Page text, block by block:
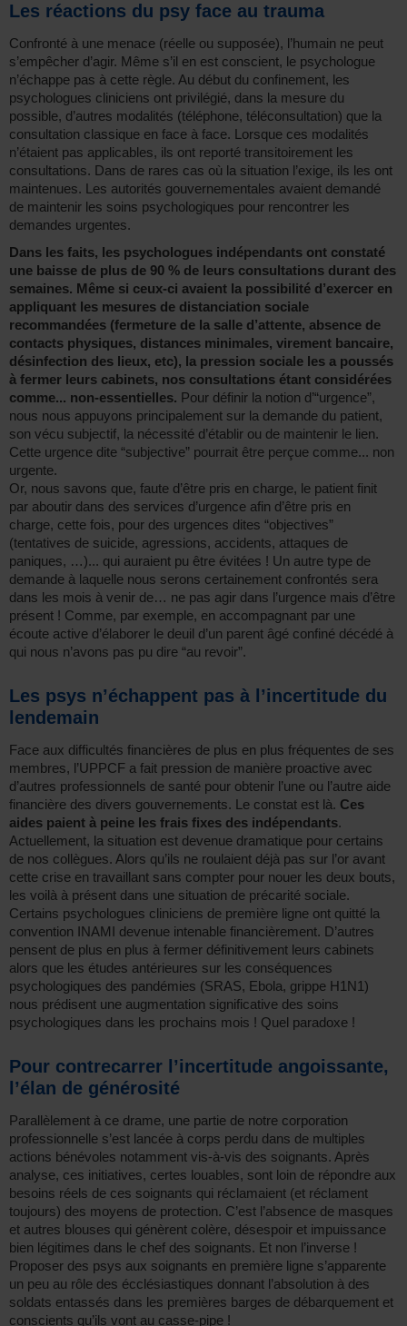
Les réactions du psy face au trauma
Confronté à une menace (réelle ou supposée), l’humain ne peut
s’empêcher d’agir. Même s’il en est conscient, le psychologue
n’échappe pas à cette règle. Au début du confinement, les
psychologues cliniciens ont privilégié, dans la mesure du
possible, d’autres modalités (téléphone, téléconsultation) que la
consultation classique en face à face. Lorsque ces modalités
n’étaient pas applicables, ils ont reporté transitoirement les
consultations. Dans de rares cas où la situation l’exige, ils les ont
maintenues. Les autorités gouvernementales avaient demandé
de maintenir les soins psychologiques pour rencontrer les
demandes urgentes.
Dans les faits, les psychologues indépendants ont constaté
une baisse de plus de 90 % de leurs consultations durant des
semaines. Même si ceux-ci avaient la possibilité d’exercer en
appliquant les mesures de distanciation sociale
recommandées (fermeture de la salle d’attente, absence de
contacts physiques, distances minimales, virement bancaire,
désinfection des lieux, etc), la pression sociale les a poussés
à fermer leurs cabinets, nos consultations étant considérées
comme... non-essentielles. Pour définir la notion d’“urgence”,
nous nous appuyons principalement sur la demande du patient,
son vécu subjectif, la nécessité d’établir ou de maintenir le lien.
Cette urgence dite “subjective” pourrait être perçue comme... non
urgente.
Or, nous savons que, faute d’être pris en charge, le patient finit
par aboutir dans des services d’urgence afin d’être pris en
charge, cette fois, pour des urgences dites “objectives”
(tentatives de suicide, agressions, accidents, attaques de
paniques, …)... qui auraient pu être évitées ! Un autre type de
demande à laquelle nous serons certainement confrontés sera
dans les mois à venir de… ne pas agir dans l’urgence mais d’être
présent ! Comme, par exemple, en accompagnant par une
écoute active d’élaborer le deuil d’un parent âgé confiné décédé à
qui nous n’avons pas pu dire “au revoir”.
Les psys n’échappent pas à l’incertitude du
lendemain
Face aux difficultés financières de plus en plus fréquentes de ses
membres, l’UPPCF a fait pression de manière proactive avec
d’autres professionnels de santé pour obtenir l’une ou l’autre aide
financière des divers gouvernements. Le constat est là. Ces
aides paient à peine les frais fixes des indépendants.
Actuellement, la situation est devenue dramatique pour certains
de nos collègues. Alors qu’ils ne roulaient déjà pas sur l’or avant
cette crise en travaillant sans compter pour nouer les deux bouts,
les voilà à présent dans une situation de précarité sociale.
Certains psychologues cliniciens de première ligne ont quitté la
convention INAMI devenue intenable financièrement. D’autres
pensent de plus en plus à fermer définitivement leurs cabinets
alors que les études antérieures sur les conséquences
psychologiques des pandémies (SRAS, Ebola, grippe H1N1)
nous prédisent une augmentation significative des soins
psychologiques dans les prochains mois ! Quel paradoxe !
Pour contrecarrer l’incertitude angoissante,
l’élan de générosité
Parallèlement à ce drame, une partie de notre corporation
professionnelle s’est lancée à corps perdu dans de multiples
actions bénévoles notamment vis-à-vis des soignants. Après
analyse, ces initiatives, certes louables, sont loin de répondre aux
besoins réels de ces soignants qui réclamaient (et réclament
toujours) des moyens de protection. C’est l’absence de masques
et autres blouses qui génèrent colère, désespoir et impuissance
bien légitimes dans le chef des soignants. Et non l’inverse !
Proposer des psys aux soignants en première ligne s’apparente
un peu au rôle des écclésiastiques donnant l’absolution à des
soldats entassés dans les premières barges de débarquement et
conscients qu’ils vont au casse-pipe !